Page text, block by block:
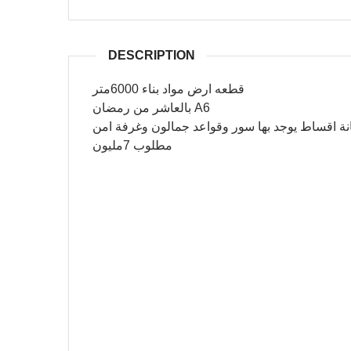
DESCRIPTION
قطعه ارض مواد بناء 6000متر
بالعاشر من رمضان A6
اقساط يوجد بها سور وقواعد جمالون وغرفة امن
مطلوب 7مليون